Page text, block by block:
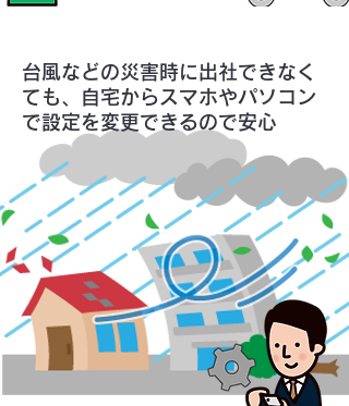
台風などの災害時に出社できなく
ても、自宅から スマホやパソコン
で設定を変更できるので安心